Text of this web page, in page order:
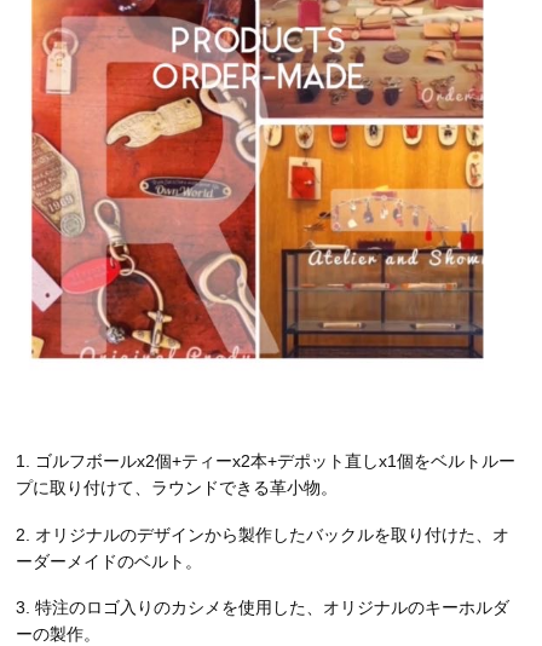
1. ゴルフボールx2個+ティーx2本+デポット直しx1個をベルトルー
プに取り付けて、ラウンドできる革小物。
2. オリジナルのデザインから製作したバックルを取り付けた、オ
ーダーメイドのベルト。
3. 特注のロゴ入りのカシメを使用した、オリジナルのキーホルダ
ーの製作。